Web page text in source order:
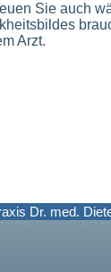
Sie auch
Arzt.
Dr. med.